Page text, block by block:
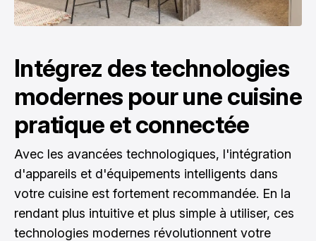
Intégrez des technologies
modernes pour une cuisine
pratique et connectée
Avec les avancées technologiques, l'intégration
d'appareils et d'équipements intelligents dans
votre cuisine est fortement recommandée. En la
rendant plus intuitive et plus simple à utiliser, ces
technologies modernes révolutionnent votre